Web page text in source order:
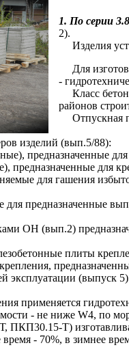
1. По серии
2).
Изделия
Для
-
Класс
районов
Отпускная
изделий (вып.5/88):
предназначенные
предназначенные для
для гашения
для предназначенные
ОН (вып.2)
плиты
эксплуатации (выпуск
применяется
- не ниже W4, по
Т)
- 70%, в зимнее